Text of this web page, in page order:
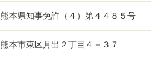
熊本県知事免許（４）第４４８５号
熊本市東区月出２丁目４－３７